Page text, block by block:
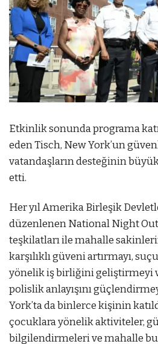
Etkinlik sonunda programa
eden Tisch, New York’un
vatandaşların desteğinin büyük
etti.
Her yıl Amerika Birleşik
düzenlenen National Night
teşkilatları ile mahalle
karşılıklı güveni artırmayı,
yönelik iş birliğini geliştirmeyi
polislik anlayışını
York’ta da binlerce kişinin
çocuklara yönelik aktiviteler,
bilgilendirmeleri ve mahalle